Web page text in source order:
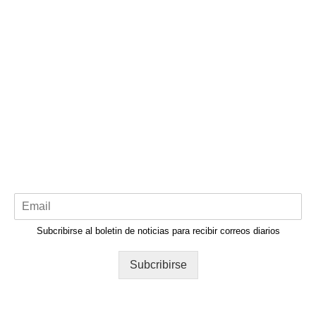
Subcribirse al boletin de noticias para recibir correos diarios
Subcribirse